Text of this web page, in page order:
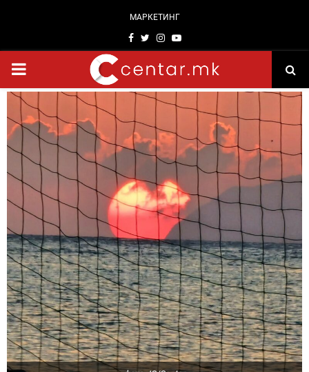
МАРКЕТИНГ
Facebook
TwitterInstagram
Youtube
PRIMARY
MENU